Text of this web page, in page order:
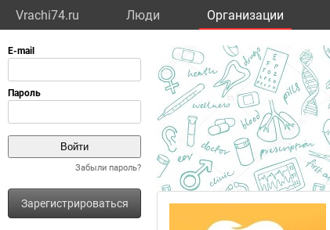
Vrachi74.ru Люди Организации
Забыли пароль?
Зарегистрироваться